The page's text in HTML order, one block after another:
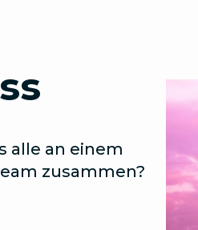
alle an einem
zusammen?